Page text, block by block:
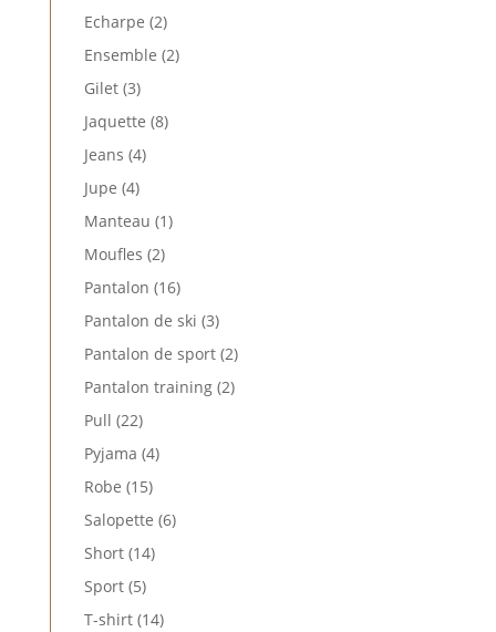
Echarpe 22
produits
Ensemble 22
Gilet 33
produits
Jaquette 88
Jeans 44
Jupe 44
produits
Manteau 11
Moufles 22
produits
Pantalon 1616
produits
Pantalon de ski 33
produits
Pantalon de sport 22
produits
Pantalon training 22
Pull 2222
produits
Pyjama 44
Robe 1515
produits
Salopette 66
Short 1414
Sport 55
produits
T-shirt 1414